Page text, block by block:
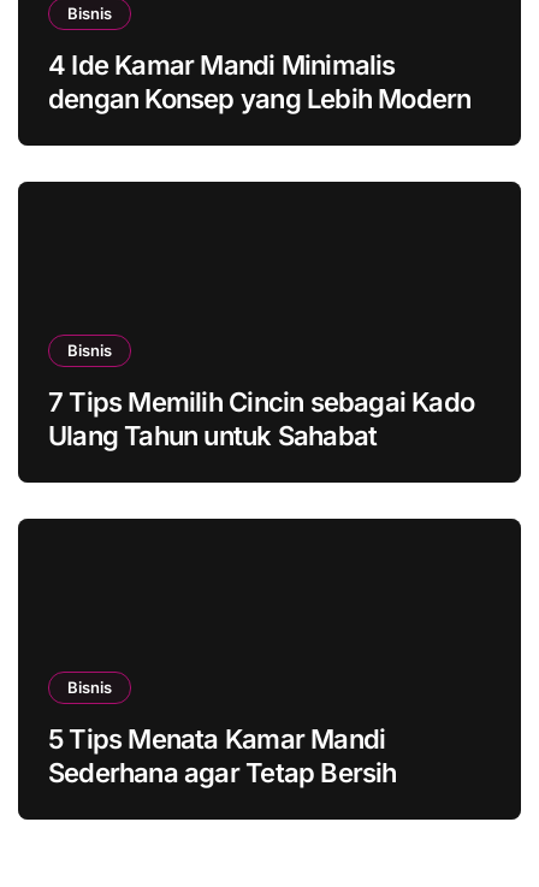
Bisnis
4 Ide Kamar Mandi Minimalis
dengan Konsep yang Lebih Modern
Bisnis
7 Tips Memilih Cincin sebagai Kado
Ulang Tahun untuk Sahabat
Bisnis
5 Tips Menata Kamar Mandi
Sederhana agar Tetap Bersih